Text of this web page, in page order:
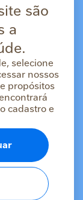
estão
da saúde
login ou
são
a
selecione
nossos
propósitos
cadastro e